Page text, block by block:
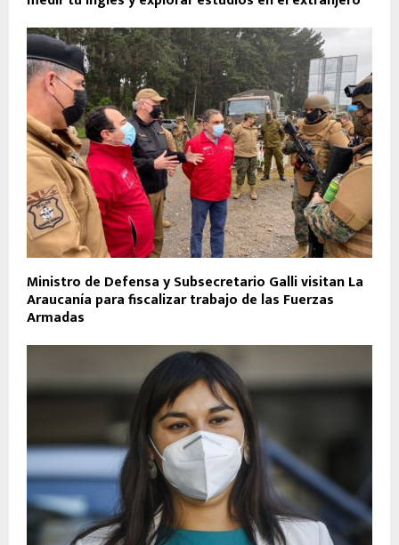
Ministro de Defensa y Subsecretario Galli visitan La
Araucanía para fiscalizar trabajo de las Fuerzas
Armadas